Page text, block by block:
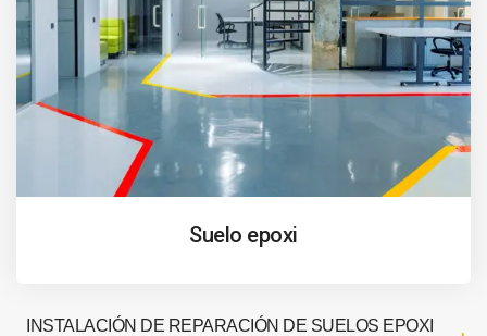
Suelo epoxi
INSTALACIÓN DE REPARACIÓN DE SUELOS EPOXI